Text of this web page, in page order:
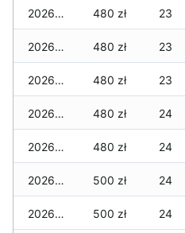
2026-04-29 480 zł 23
2026-04-28 480 zł 23
2026-04-27 480 zł 23
2026-04-26 480 zł 24
2026-04-25 480 zł 24
2026-04-24 500 zł 24
2026-04-23 500 zł 24